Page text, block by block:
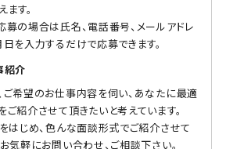
す。
募の場合は氏名、電話番号、メールアドレ
日を入力するだけで応募できます。
紹介
ご希望のお仕事内容を伺い、あなたに最適
ご紹介させて頂きたいと考えています。
はじめ、色んな面談形式でご紹介させて
お気軽にお問い合わせ、ご相談下さい。